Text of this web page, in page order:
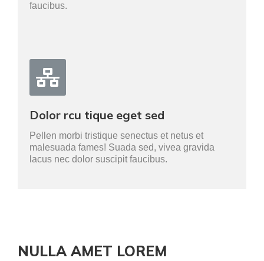
faucibus.
Dolor rcu tique eget sed
Pellen morbi tristique senectus et netus et
malesuada fames! Suada sed, vivea gravida
lacus nec dolor suscipit faucibus.
NULLA AMET LOREM